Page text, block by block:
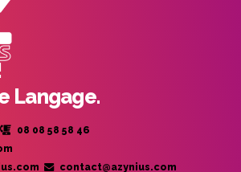
Langage.
08 08 58 58 46
contact@azynius.com